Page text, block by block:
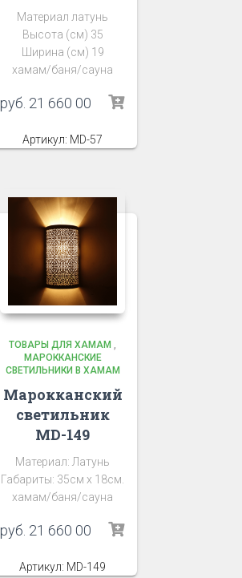
Материал латунь
Высота (см) 35
Ширина (см) 19
хамам/баня/сауна
руб. 21 660 00
Артикул: MD-57
ТОВАРЫ ДЛЯ ХАМАМ
МАРОККАНСКИЕ
СВЕТИЛЬНИКИ В ХАМАМ
Марокканский
светильник
MD-149
Материал: Латунь
Габариты: 35см х 18см.
хамам/баня/сауна
руб. 21 660 00
Артикул: MD-149